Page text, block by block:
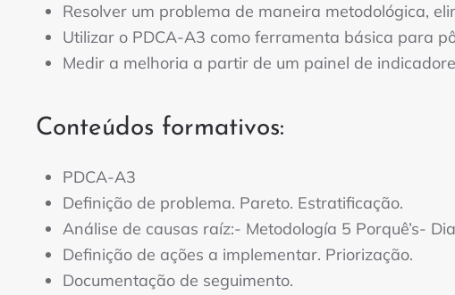
Resolver um problema de maneira metodológica,
Utilizar o PDCA-A3 como ferramenta básica para
Medir a melhoria a partir de um painel de
Conteúdos formativos:
PDCA-A3
Definição de problema. Pareto. Estratificação.
Análise de causas raíz:- Metodología 5 Porquê’s-
Definição de ações a implementar. Priorização.
Documentação de seguimento.